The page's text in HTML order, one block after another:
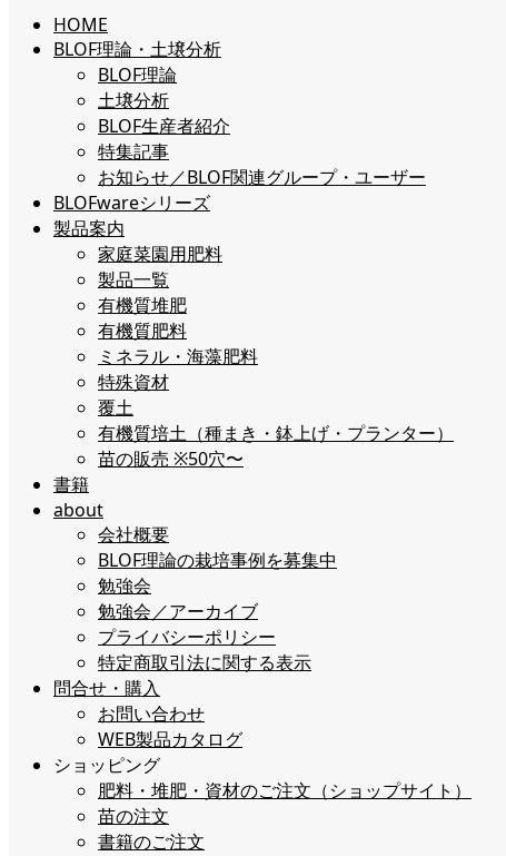
HOME
BLOF理論・土壌分析
BLOF理論
土壌分析
BLOF生産者紹介
特集記事
お知らせ／BLOF関連グループ・ユーザー
BLOFwareシリーズ
製品案内
家庭菜園用肥料
製品一覧
有機質堆肥
有機質肥料
ミネラル・海藻肥料
特殊資材
覆土
有機質培土（種まき・鉢上げ・プランター）
苗の販売 ※50穴〜
書籍
about
会社概要
BLOF理論の栽培事例を募集中
勉強会
勉強会／アーカイブ
プライバシーポリシー
特定商取引法に関する表示
問合せ・購入
お問い合わせ
WEB製品カタログ
ショッピング
肥料・堆肥・資材のご注文（ショップサイト）
苗の注文
書籍のご注文